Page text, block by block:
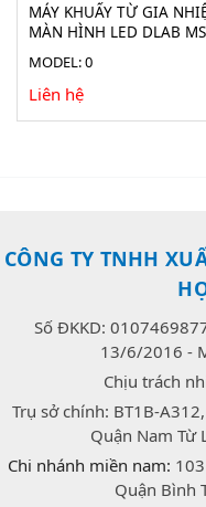
MÁY KHUẤY TỪ GIA
MÀN HÌNH LED DLAB
MODEL: 0
Liên hệ
CÔNG TY TNHH
Số ĐKKD:
13/6/2016 -
Chịu trách
Trụ sở chính: BT1B-
Quận Nam Từ
Chi nhánh miền nam:
Quận Bình